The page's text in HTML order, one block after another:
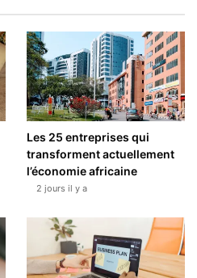
Les 25 entreprises qui
transforment actuellement
l’économie africaine
2 jours il y a